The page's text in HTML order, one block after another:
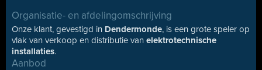
Organisatie- en afdelingomschrijving
Onze klant, gevestigd in Dendermonde, is een grote speler op
vlak van verkoop en distributie van elektrotechnische
installaties.
Aanbod